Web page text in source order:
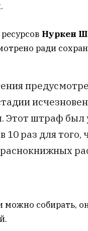
Нуркен
ради
штраф был
10 раз для того,
собирать,